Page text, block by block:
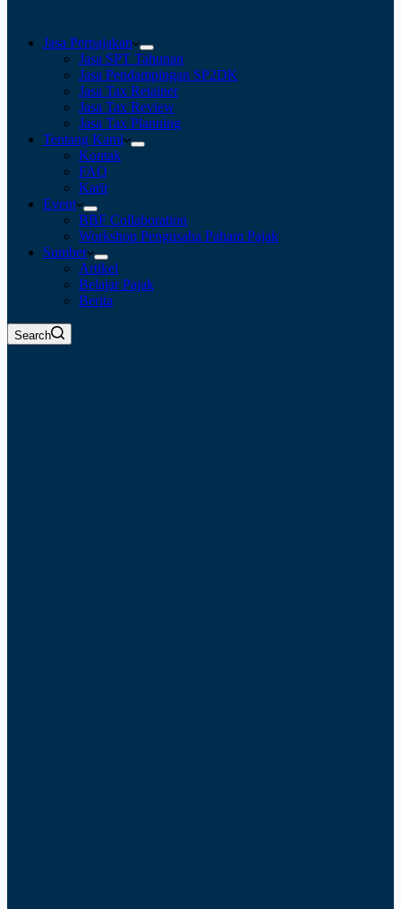
Jasa Perpajakan
Jasa SPT Tahunan
Jasa Pendampingan SP2DK
Jasa Tax Retainer
Jasa Tax Review
Jasa Tax Planning
Tentang Kami
Kontak
FAQ
Karir
Event
BBF Collaboration
Workshop Pengusaha Paham Pajak
Sumber
Artikel
Belajar Pajak
Berita
Search